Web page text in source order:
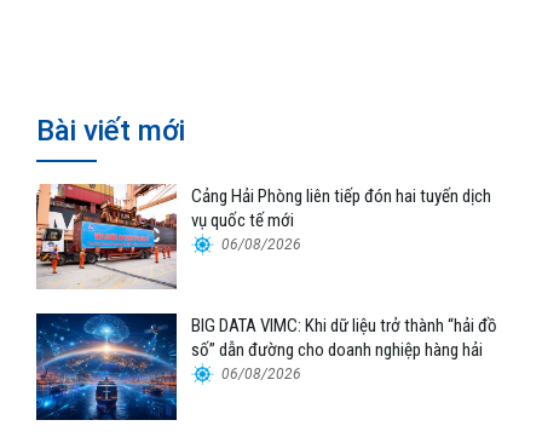
Bài viết mới
Cảng Hải Phòng liên tiếp đón hai tuyến dịch
vụ quốc tế mới
06/08/2026
BIG DATA VIMC: Khi dữ liệu trở thành “hải đồ
số” dẫn đường cho doanh nghiệp hàng hải
06/08/2026